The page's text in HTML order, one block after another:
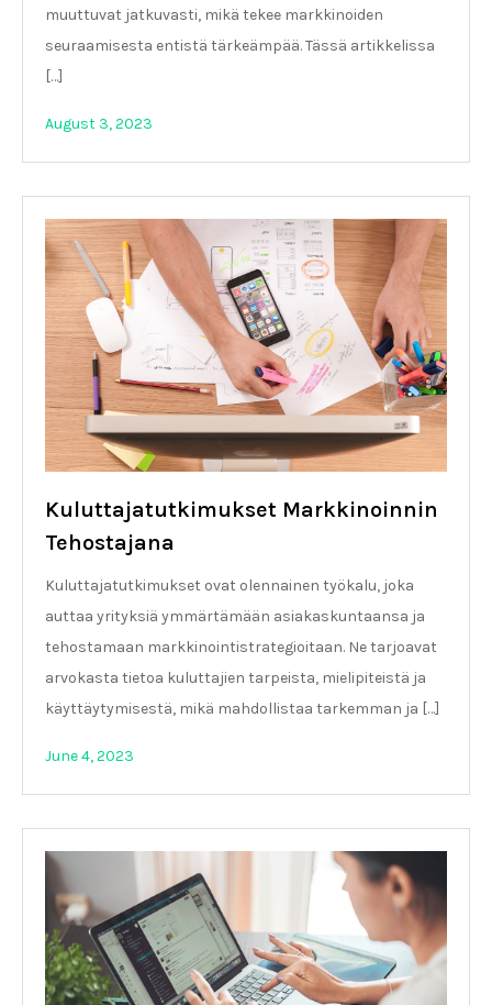
muuttuvat jatkuvasti, mikä tekee markkinoiden
seuraamisesta entistä tärkeämpää. Tässä artikkelissa
[…]
August 3, 2023
Kuluttajatutkimukset Markkinoinnin
Tehostajana
Kuluttajatutkimukset ovat olennainen työkalu, joka
auttaa yrityksiä ymmärtämään asiakaskuntaansa ja
tehostamaan markkinointistrategioitaan. Ne tarjoavat
arvokasta tietoa kuluttajien tarpeista, mielipiteistä ja
käyttäytymisestä, mikä mahdollistaa tarkemman ja […]
June 4, 2023